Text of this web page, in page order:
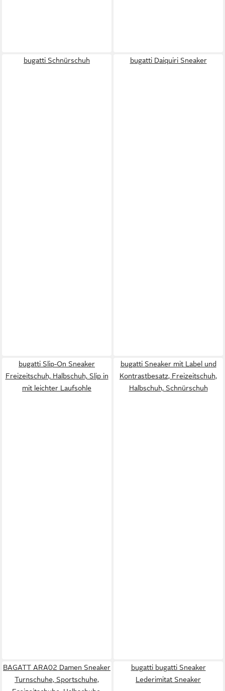
bugatti Schnürschuh bugatti Daiquiri Sneaker
bugatti Slip-On Sneaker
Freizeitschuh, Halbschuh, Slip in
mit leichter Laufsohle
bugatti Sneaker mit Label und
Kontrastbesatz, Freizeitschuh,
Halbschuh, Schnürschuh
BAGATT ARA02 Damen Sneaker
Turnschuhe, Sportschuhe,
bugatti bugatti Sneaker
Lederimitat Sneaker